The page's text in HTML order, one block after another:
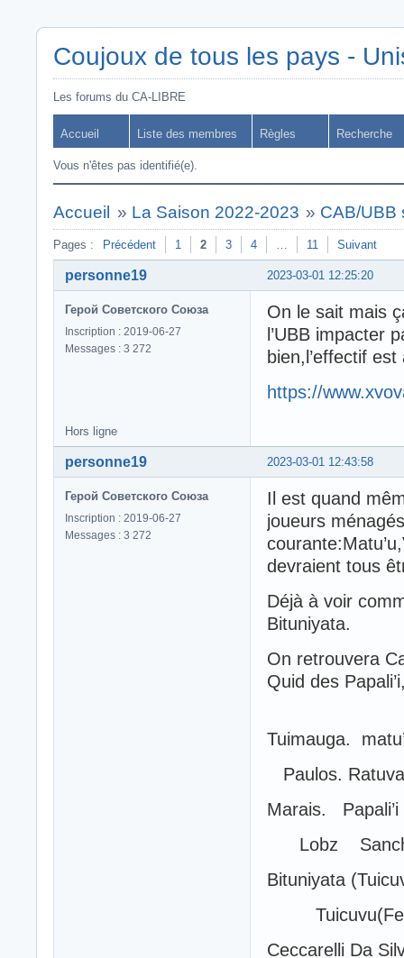
Coujoux de tous les pays -
Les forums du CA-LIBRE
Accueil Liste des membres Règles Recherche
Vous n'êtes pas identifié(e).
Accueil » La Saison 2022-2023 » CAB/UBB
Pages : Précédent 1 2 3 4 … 11 Suivant
2023-03-01 12:25:20
personne19
Герой Советского Союза
Inscription : 2019-06-27
Messages : 3 272
On le sait mais
l’UBB impacter
bien,l’effectif
https://
Hors ligne
2023-03-01 12:43:58
personne19
Герой Советского Союза
Inscription : 2019-06-27
Messages : 3 272
Il est quand
joueurs
devraient tous
Déjà à voir
Bituniyata.
On retrouvera
Quid des
Tuimauga.
Paulos.
Marais.
Lobz
Bituniyata
Ceccarelli Da